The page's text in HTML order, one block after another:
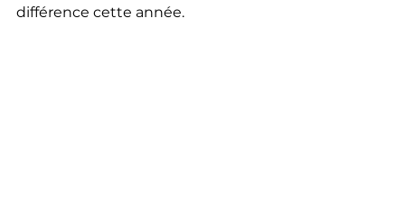
différence cette année.